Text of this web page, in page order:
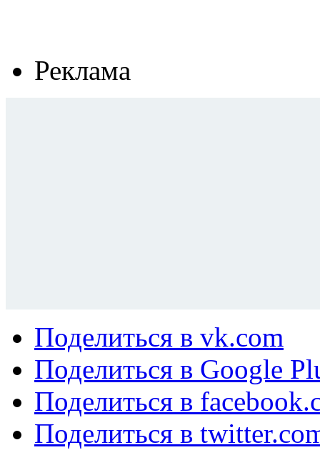
Реклама
Поделиться в vk.com
Поделиться в Google
Поделиться в
Поделиться в